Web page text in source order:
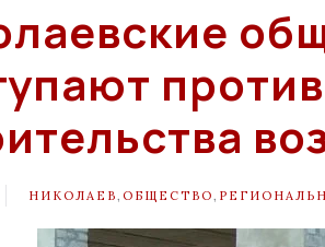
НИКОЛАЕВ ОБЩЕСТВО